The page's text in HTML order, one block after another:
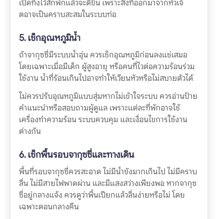
เปิดทิ้งไว้สักพักแล้วจะดีขึ้น เพราะสิ่งที่ออกมาจากหัวเจ็
ตอาจเป็นคราบสะสมในระบบท่อ
5. เช็กอุณหภูมิน้ำ
ถ้าจากุซซี่มีระบบน้ำอุ่น ควรเช็กอุณหภูมิก่อนลงแช่เสมอ
โดยเฉพาะเมื่อมีเด็ก ผู้สูงอายุ หรือคนที่ไวต่อความร้อนร่วม
ใช้งาน น้ำที่ร้อนเกินไปอาจทำให้เวียนหัวหรือไม่สบายตัวได้
ไม่ควรปรับอุณหภูมิแบบสุ่มหากไม่เข้าใจระบบ ควรอ่านป้าย
คำแนะนำหรือสอบถามผู้ดูแล เพราะแต่ละที่พักอาจใช้
เครื่องทำความร้อน ระบบควบคุม และเงื่อนไขการใช้งาน
ต่างกัน
6. เช็กพื้นรอบจากุซซี่และทางเดิน
พื้นที่รอบจากุซซี่ควรสะอาด ไม่มีน้ำขังมากเกินไป ไม่มีคราบ
ลื่น ไม่มีสายไฟพาดผ่าน และมีแสงสว่างเพียงพอ หากจากุซ
ซี่อยู่กลางแจ้ง ควรดูว่าพื้นเปียกแล้วลื่นง่ายหรือไม่ โดย
เฉพาะตอนกลางคืน